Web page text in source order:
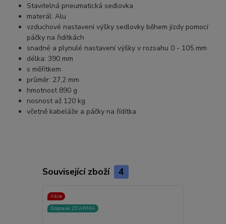
Stavitelná pneumatická sedlovka
materál: Alu
vzduchové nastavení výšky sedlovky během jízdy pomocí
páčky na řidítkách
snadné a plynulé nastavení výšky v rozsahu 0 - 105 mm
délka: 390 mm
s měřítkem
průměr: 27,2 mm
hmotnost 890 g
nosnost až 120 kg
včetně kabeláže a páčky na řídítka
Související zboží 4
Akce
Doprava ZDARMA